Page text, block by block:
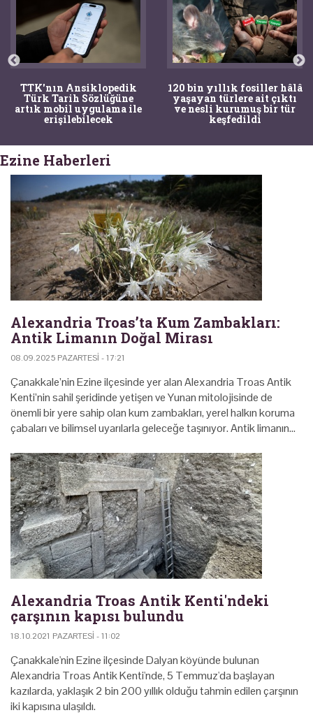
TTK'nın Ansiklopedik
Türk Tarih Sözlüğüne
artık mobil uygulama ile
erişilebilecek
120 bin yıllık fosiller hâlâ
yaşayan türlere ait çıktı
ve nesli kurumuş bir tür
keşfedildi
Ezine Haberleri
Alexandria Troas’ta Kum Zambakları:
Antik Limanın Doğal Mirası
08.09.2025 PAZARTESI - 17:21
Çanakkale’nin Ezine ilçesinde yer alan Alexandria Troas Antik
Kenti’nin sahil şeridinde yetişen ve Yunan mitolojisinde de
önemli bir yere sahip olan kum zambakları, yerel halkın koruma
çabaları ve bilimsel uyarılarla geleceğe taşınıyor. Antik limanın…
Alexandria Troas Antik Kenti'ndeki
çarşının kapısı bulundu
18.10.2021 PAZARTESI - 11:02
Çanakkale'nin Ezine ilçesinde Dalyan köyünde bulunan
Alexandria Troas Antik Kenti'nde, 5 Temmuz'da başlayan
kazılarda, yaklaşık 2 bin 200 yıllık olduğu tahmin edilen çarşının
iki kapısına ulaşıldı.